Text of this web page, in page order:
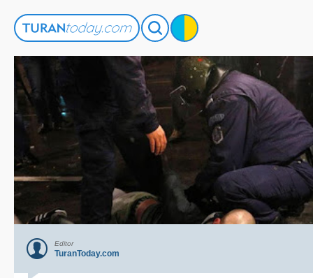
Editor
TuranToday.com